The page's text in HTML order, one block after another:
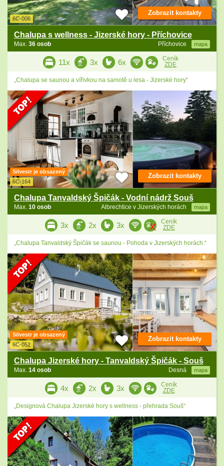
6C-006
Chalupa s wellness - Jizerské hory - Příchovice
Příchovice mapa
Max. 36 osob
Zobrazit kontakty
11x 3x 6x
Ceník
ZDE
„Chalupa se saunou a vířivkou na samotě u lesa - Jizerské hory“
Silvestr je obsazený
6C-164
Chalupa Tanvaldský Špičák - Vodní nádrž Souš
Albrechtice v Jizerských horách mapa
Max. 10 osob
Zobrazit kontakty
3x 2x 3x
Ceník
ZDE
„Chalupa Tanvaldský Špičák se saunou - Pohoda v Jizerských horách.“
Silvestr je obsazený
6C-052
Chalupa Jizerské hory - Tanvaldský Špičák - Souš
Desná mapa
Max. 14 osob
Zobrazit kontakty
4x 2x 3x
Ceník
ZDE
„Designová Chalupa Jizerské hory s wellness - přehrada Souš“